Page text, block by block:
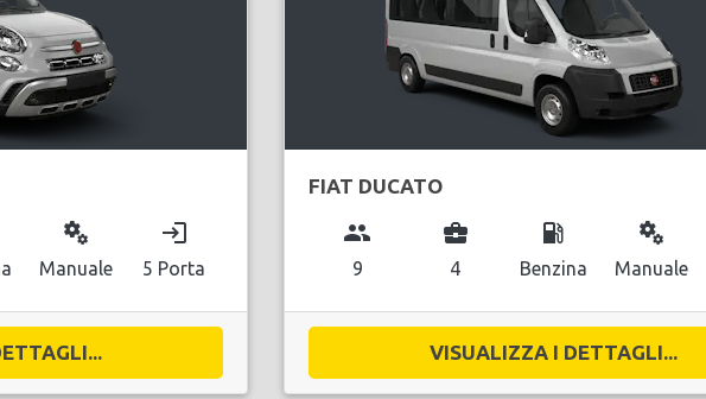
miscellaneous_services
Manuale
login
5 Porta
FIAT DUCATO
group
9
business_center
4
local_gas_station
Benzina
miscellaneous_services
Manuale
VISUALIZZA I DETTAGLI...